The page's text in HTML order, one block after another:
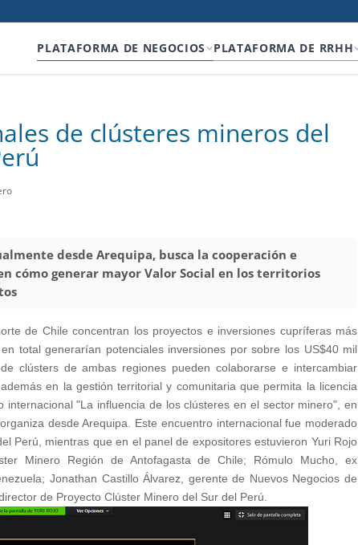
PLATAFORMA DE NEGOCIOS PLATAFORMA DE RRHH
de clústeres mineros del
desde Arequipa, busca la cooperación e
cómo generar mayor Valor Social en los territorios
de Chile concentran los proyectos e inversiones cupríferas más
total generarían potenciales inversiones por sobre los US$40 mil
clústers de ambas regiones pueden colaborarse e intercambiar
en la gestión territorial y comunitaria que permita la licencia
"La influencia de los clústeres en el sector minero", en
desde Arequipa. Este encuentro internacional fue moderado
Perú, mientras que en el panel de expositores estuvieron Yuri Rojo
Minero Región de Antofagasta de Chile; Rómulo Mucho, ex
Jonathan Castillo Álvarez, gerente de Nuevos Negocios de
de Proyecto Clúster Minero del Sur del Perú.